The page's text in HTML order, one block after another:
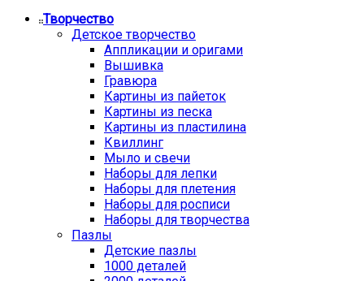
Творчество
Детское творчество
Аппликации и оригами
Вышивка
Гравюра
Картины из пайеток
Картины из песка
Картины из пластилина
Квиллинг
Мыло и свечи
Наборы для лепки
Наборы для плетения
Наборы для росписи
Наборы для творчества
Пазлы
Детские пазлы
1000 деталей